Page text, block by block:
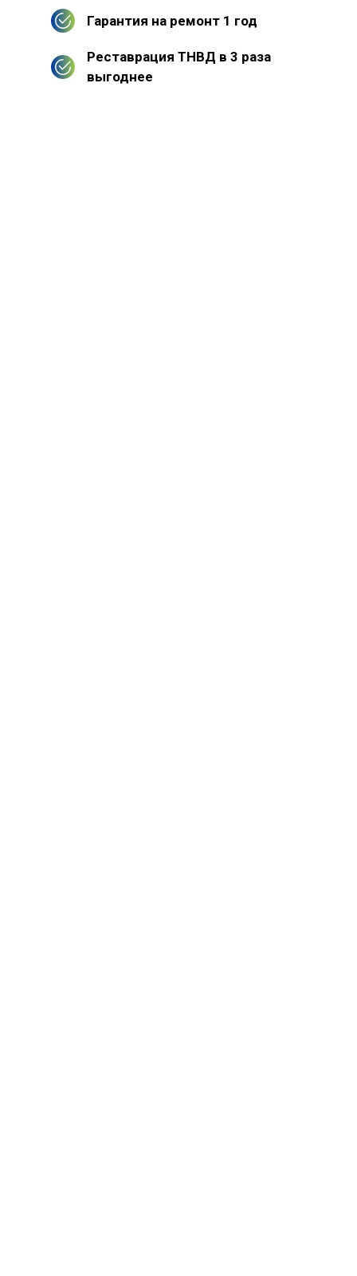
Гарантия на ремонт 1 год
Реставрация ТНВД в 3 раза
выгоднее